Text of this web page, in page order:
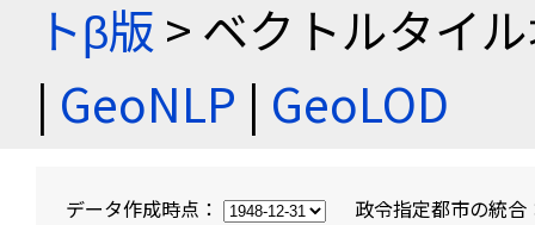
トβ版 > ベクトルタイ
| GeoNLP | GeoLOD
データ作成時点： 政令指定都市の統